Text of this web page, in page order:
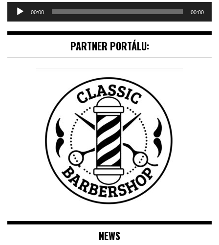
Audio
přehrávač00:00 00:00
PARTNER PORTÁLU:
NEWS